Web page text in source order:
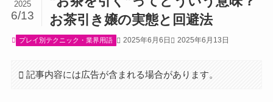
お茶引き嬢の実態と回避法
2025
6/13
プレイ別テクニック・業界用語 2025年6月6日 2025年6月13日
記事内容には広告が含まれる場合があります。